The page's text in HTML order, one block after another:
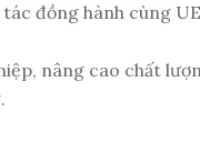
đồng hành cùng
nâng cao chất